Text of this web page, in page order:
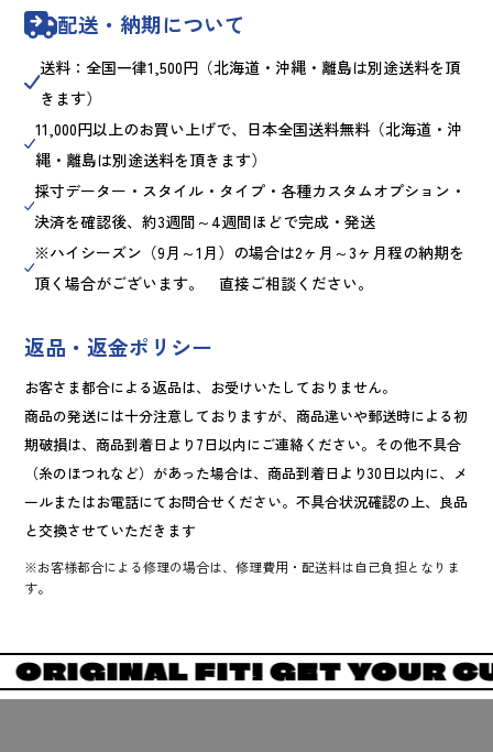
配送・納期について
送料：全国一律1,500円（北海道・沖縄・離島は別途送料を頂
きます）
11,000円以上のお買い上げで、日本全国送料無料（北海道・沖
縄・離島は別途送料を頂きます）
採寸データー・スタイル・タイプ・各種カスタムオプション・
決済を確認後、約3週間～4週間ほどで完成・発送
※ハイシーズン（9月～1月）の場合は2ヶ月～3ヶ月程の納期を
頂く場合がございます。 直接ご相談ください。
返品・返金ポリシー
お客さま都合による返品は、お受けいたしておりません。
商品の発送には十分注意しておりますが、商品違いや郵送時による初
期破損は、商品到着日より7日以内にご連絡ください。その他不具合
（糸のほつれなど）があった場合は、商品到着日より30日以内に、メ
ールまたはお電話にてお問合せください。不具合状況確認の上、良品
と交換させていただきます
※お客様都合による修理の場合は、修理費用・配送料は自己負担となりま
す。
ORIGINAL FIT! GET